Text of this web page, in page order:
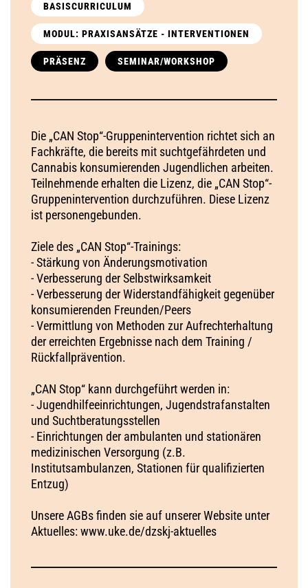
BASISCURRICULUM
MODUL: PRAXISANSÄTZE - INTERVENTIONEN
PRÄSENZ SEMINAR/WORKSHOP
Die „CAN Stop“-Gruppenintervention richtet sich an
Fachkräfte, die bereits mit suchtgefährdeten und
Cannabis konsumierenden Jugendlichen arbeiten.
Teilnehmende erhalten die Lizenz, die „CAN Stop“-
Gruppenintervention durchzuführen. Diese Lizenz
ist personengebunden.
Ziele des „CAN Stop“-Trainings:
- Stärkung von Änderungsmotivation
- Verbesserung der Selbstwirksamkeit
- Verbesserung der Widerstandfähigkeit gegenüber
konsumierenden Freunden/Peers
- Vermittlung von Methoden zur Aufrechterhaltung
der erreichten Ergebnisse nach dem Training /
Rückfallprävention.
„CAN Stop“ kann durchgeführt werden in:
- Jugendhilfeeinrichtungen, Jugendstrafanstalten
und Suchtberatungsstellen
- Einrichtungen der ambulanten und stationären
medizinischen Versorgung (z.B.
Institutsambulanzen, Stationen für qualifizierten
Entzug)
Unsere AGBs finden sie auf unserer Website unter
Aktuelles: www.uke.de/dzskj-aktuelles